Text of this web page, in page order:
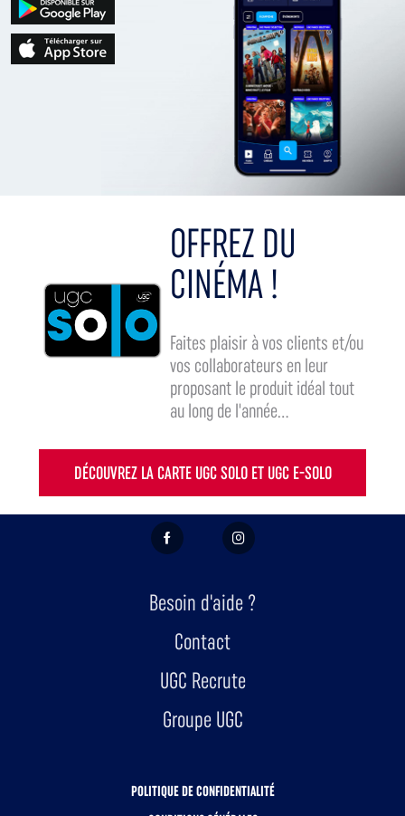
OFFREZ DU
CINÉMA !
Faites plaisir à vos clients et/ou
vos collaborateurs en leur
proposant le produit idéal tout
au long de l'année...
DÉCOUVREZ LA CARTE UGC SOLO ET UGC E-SOLO
FACEBOOK INSTAGRAM
Besoin d'aide ?
Contact
UGC Recrute
Groupe UGC
POLITIQUE DE CONFIDENTIALITÉ